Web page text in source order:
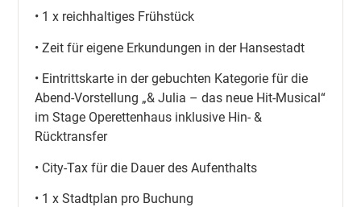
• 1 x reichhaltiges Frühstück
• Zeit für eigene Erkundungen in der Hansestadt
• Eintrittskarte in der gebuchten Kategorie für die
Abend-Vorstellung „& Julia – das neue Hit-Musical“
im Stage Operettenhaus inklusive Hin- &
Rücktransfer
• City-Tax für die Dauer des Aufenthalts
• 1 x Stadtplan pro Buchung